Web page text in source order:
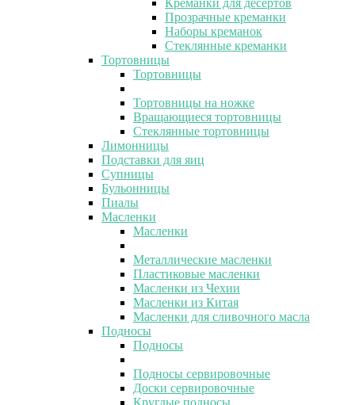
Прозрачные креманки
Наборы креманок
Стеклянные креманки
Тортовницы
Тортовницы
Тортовницы на ножке
Вращающиеся тортовницы
Стеклянные тортовницы
Лимонницы
Подставки для яиц
Супницы
Бульонницы
Пиалы
Масленки
Масленки
Металлические масленки
Пластиковые масленки
Масленки из Чехии
Масленки из Китая
Масленки для сливочного масла
Подносы
Подносы
Подносы сервировочные
Доски сервировочные
Круглые подносы